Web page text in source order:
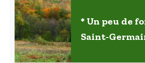
* Un peu de
Saint-